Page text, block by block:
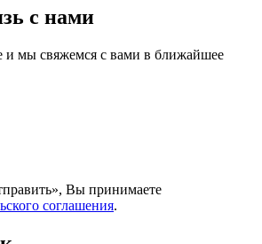
с нами
и мы свяжемся с вами в ближайшее
Вы принимаете
соглашения.